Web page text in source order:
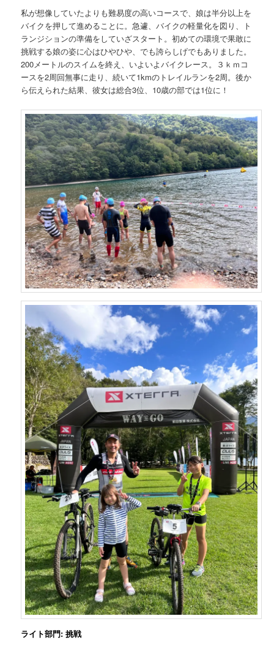
私が想像していたよりも難易度の高いコースで、娘は半分以上を
バイクを押して進めることに。急遽、バイクの軽量化を図り、ト
ランジションの準備をしていざスタート。初めての環境で果敢に
挑戦する娘の姿に心はひやひや、でも誇らしげでもありました。
200メートルのスイムを終え、いよいよバイクレース。３ｋｍコ
ースを2周回無事に走り、続いて1kmのトレイルランを2周。後か
ら伝えられた結果、彼女は総合3位、10歳の部では1位に！
ライト部門: 挑戦